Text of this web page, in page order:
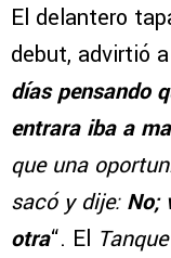
El delantero
debut, advirtió
días pensando
entrara iba a
que una
sacó y dije: No;
otra“. El Tanque